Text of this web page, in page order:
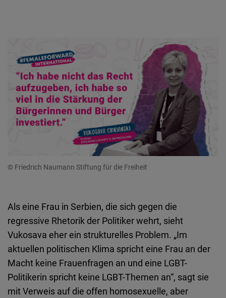
© Friedrich Naumann Stiftung für die Freiheit
Als eine Frau in Serbien, die sich gegen die
regressive Rhetorik der Politiker wehrt, sieht
Vukosava eher ein strukturelles Problem. „Im
aktuellen politischen Klima spricht eine Frau an der
Macht keine Frauenfragen an und eine LGBT-
Politikerin spricht keine LGBT-Themen an“, sagt sie
mit Verweis auf die offen homosexuelle, aber